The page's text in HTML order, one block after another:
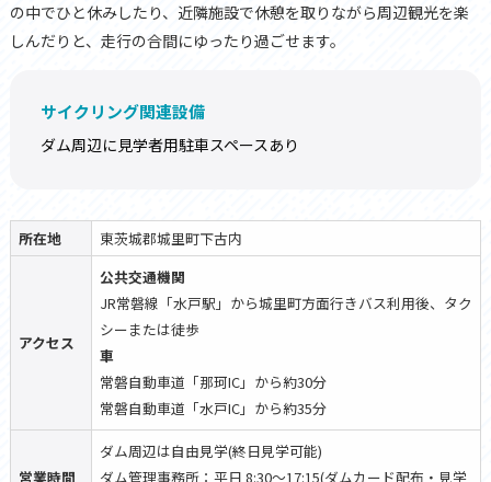
の中でひと休みしたり、近隣施設で休憩を取りながら周辺観光を楽
しんだりと、走行の合間にゆったり過ごせます。
サイクリング関連設備
ダム周辺に見学者用駐車スペースあり
所在地 東茨城郡城里町下古内
アクセス
公共交通機関
JR常磐線「水戸駅」から城里町方面行きバス利用後、タク
シーまたは徒歩
車
常磐自動車道「那珂IC」から約30分
常磐自動車道「水戸IC」から約35分
営業時間
ダム周辺は自由見学(終日見学可能)
ダム管理事務所：平日 8:30～17:15(ダムカード配布・見学